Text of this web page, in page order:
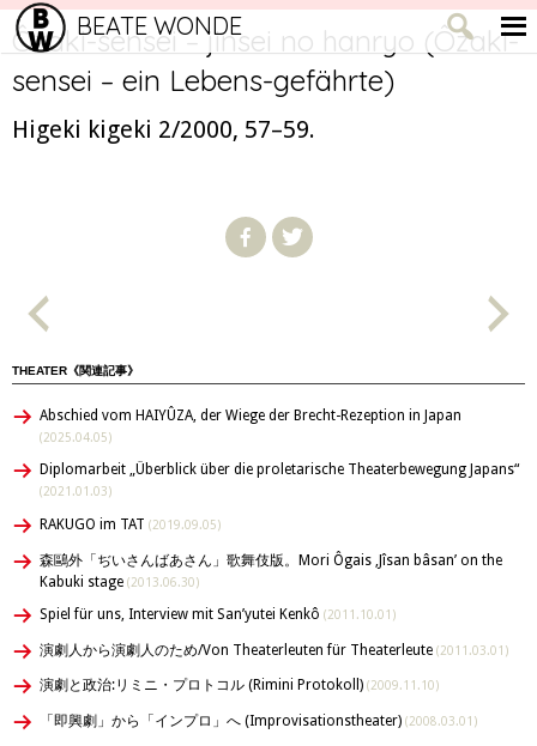
BEATE WONDE
Ôzaki-sensei – jinsei no hanryo (Ôzaki-
sensei – ein Lebens-gefährte)
Higeki kigeki 2/2000, 57–59.
THEATER《関連記事》
Abschied vom HAIYÛZA, der Wiege der Brecht-Rezeption in Japan
(2025.04.05)
Diplomarbeit „Überblick über die proletarische Theaterbewegung Japans“
(2021.01.03)
RAKUGO im TAT (2019.09.05)
森鷗外「ぢいさんばあさん」歌舞伎版。Mori Ôgais ‚Jîsan bâsan’ on the
Kabuki stage (2013.06.30)
Spiel für uns, Interview mit San’yutei Kenkô (2011.10.01)
演劇人から演劇人のため/Von Theaterleuten für Theaterleute (2011.03.01)
演劇と政治:リミニ・プロトコル (Rimini Protokoll) (2009.11.10)
「即興劇」から「インプロ」へ (Improvisationstheater) (2008.03.01)